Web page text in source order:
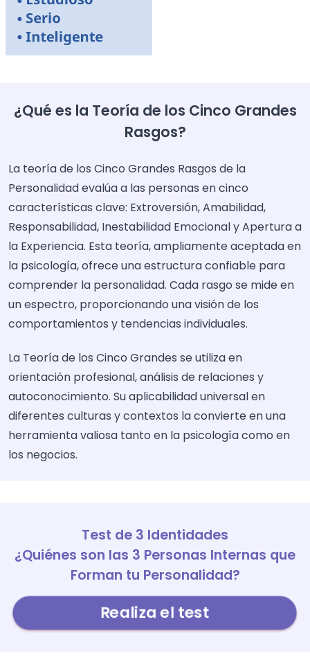
¿Qué es la Teoría de los Cinco Grandes
Rasgos?
La teoría de los Cinco Grandes Rasgos de la
Personalidad evalúa a las personas en cinco
características clave: Extroversión, Amabilidad,
Responsabilidad, Inestabilidad Emocional y Apertura a
la Experiencia. Esta teoría, ampliamente aceptada en
la psicología, ofrece una estructura confiable para
comprender la personalidad. Cada rasgo se mide en
un espectro, proporcionando una visión de los
comportamientos y tendencias individuales.
La Teoría de los Cinco Grandes se utiliza en
orientación profesional, análisis de relaciones y
autoconocimiento. Su aplicabilidad universal en
diferentes culturas y contextos la convierte en una
herramienta valiosa tanto en la psicología como en
los negocios.
Test de 3 Identidades
¿Quiénes son las 3 Personas Internas que
Forman tu Personalidad?
Realiza el test